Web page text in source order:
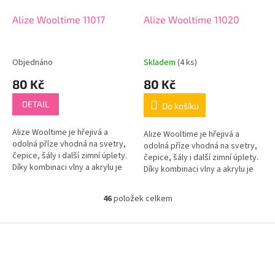
Alize Wooltime 11017
Objednáno
80 Kč
DETAIL
Alize Wooltime je hřejivá a
odolná příze vhodná na svetry,
čepice, šály i další zimní úplety.
Díky kombinaci vlny a akrylu je
Alize Wooltime 11020
Skladem (4 ks)
80 Kč
Do košíku
Alize Wooltime je hřejivá a
odolná příze vhodná na svetry,
čepice, šály i další zimní úplety.
Díky kombinaci vlny a akrylu je
drží tvar a zároveň...
O
l
46položek celkem